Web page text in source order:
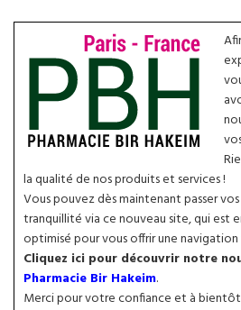
la qualité de nos produits et services !
Vous pouvez dès maintenant passer
tranquillité via ce nouveau site, qui est
optimisé pour vous offrir une navigation
Cliquez ici pour découvrir notre
Pharmacie Bir Hakeim.
Merci pour votre confiance et à